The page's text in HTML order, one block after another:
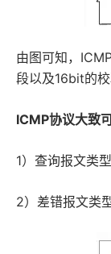
由图可知，
段以及16bit的校
ICMP协议大致
1）查询报文类型
2）差错报文类型